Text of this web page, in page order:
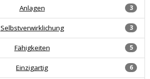
3
Anlagen
3
Selbstverwirklichung
5
Fähigkeiten
6
Einzigartig